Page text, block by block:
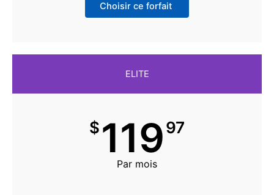
Choisir ce forfait
ELITE
$11997
Par mois